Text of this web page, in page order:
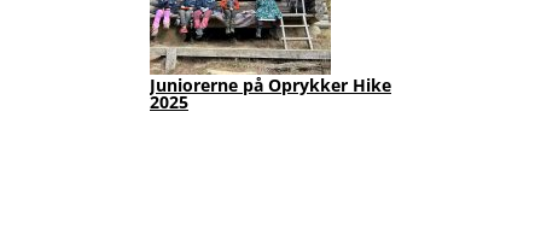
Juniorerne på Oprykker Hike
2025